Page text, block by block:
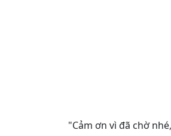
"Cảm ơn vì đã chờ